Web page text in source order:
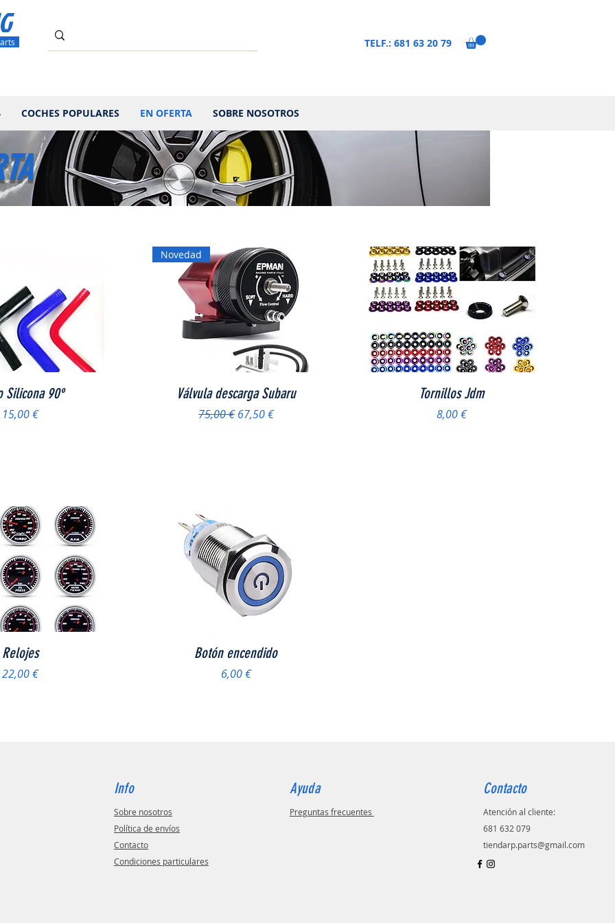
TELF.: 681 63 20 79
COCHES POPULARES EN OFERTA SOBRE NOSOTROS
rápida
Silicona 90º
Precio
15,00 €
Vista rápida
Novedad
Válvula descarga Subaru
Precio
75,00 € Precio de oferta
67,50 €
Vista rápida
Tornillos Jdm
Precio
8,00 €
Vista rápida
Relojes
Precio
22,00 €
Vista rápida
Botón encendido
Precio
6,00 €
Info
Sobre nosotros
Política de envíos
Contacto
Condiciones particulares
Ayuda
Preguntas frecuentes
Contacto
Atención al cliente:
681 632 079
tiendarp.parts@gmail.com